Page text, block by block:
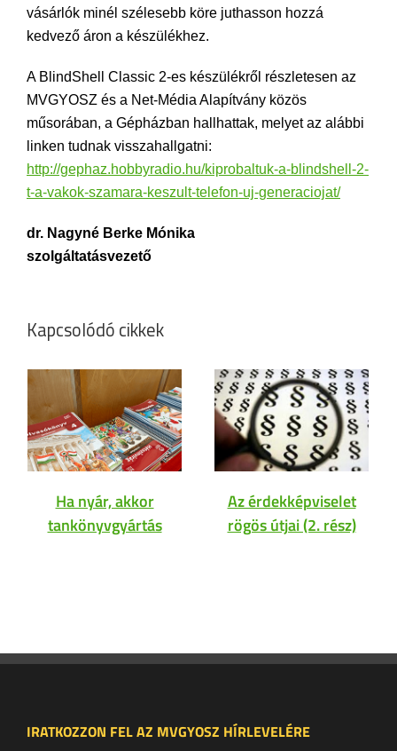
vásárlók minél szélesebb köre juthasson hozzá
kedvező áron a készülékhez.
A BlindShell Classic 2-es készülékről részletesen az
MVGYOSZ és a Net-Média Alapítvány közös
műsorában, a Gépházban hallhattak, melyet az alábbi
linken tudnak visszahallgatni:
http://gephaz.hobbyradio.hu/kiprobaltuk-a-blindshell-2-
t-a-vakok-szamara-keszult-telefon-uj-generaciojat/
dr. Nagyné Berke Mónika
szolgáltatásvezető
Kapcsolódó cikkek
Ha nyár, akkor
tankönyvgyártás
Az érdekképviselet
rögös útjai (2. rész)
IRATKOZZON FEL AZ MVGYOSZ HÍRLEVELÉRE